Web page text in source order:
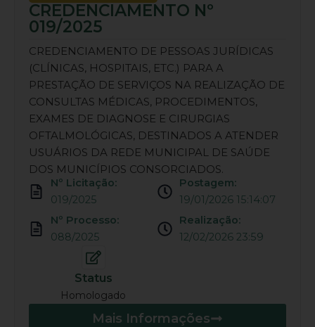
CREDENCIAMENTO Nº
019/2025
CREDENCIAMENTO DE PESSOAS JURÍDICAS
(CLÍNICAS, HOSPITAIS, ETC.) PARA A
PRESTAÇÃO DE SERVIÇOS NA REALIZAÇÃO DE
CONSULTAS MÉDICAS, PROCEDIMENTOS,
EXAMES DE DIAGNOSE E CIRURGIAS
OFTALMOLÓGICAS, DESTINADOS A ATENDER
USUÁRIOS DA REDE MUNICIPAL DE SAÚDE
DOS MUNICÍPIOS CONSORCIADOS.
Nº Licitação:
019/2025
Nº Processo:
088/2025
Postagem:
19/01/2026 15:14:07
Realização:
12/02/2026 23:59
Status
Homologado
Mais Informações